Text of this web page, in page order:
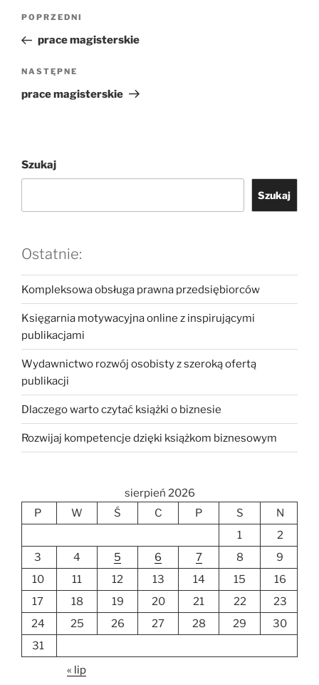
Nawigacja
Poprzedni
wpis
POPRZEDNI
prace magisterskie
Następny
wpis
NASTĘPNE
prace magisterskie
Szukaj
Szukaj
Ostatnie:
Kompleksowa obsługa prawna przedsiębiorców
Księgarnia motywacyjna online z inspirującymi
publikacjami
Wydawnictwo rozwój osobisty z szeroką ofertą
publikacji
Dlaczego warto czytać książki o biznesie
Rozwijaj kompetencje dzięki książkom biznesowym
sierpień 2026
P
W Ś C P S
N
1
2
3
4 5 6 7 8
9
10
11 12 13 14 15
16
17
18 19 20 21 22
23
24
25 26 27 28 29
30
31
« lip